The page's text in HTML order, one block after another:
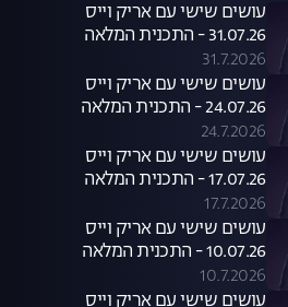
עושים שישי עם אריק וייס
31.07.26 - התכנית המלאה
31.7.2026
עושים שישי עם אריק וייס
24.07.26 - התכנית המלאה
24.7.2026
עושים שישי עם אריק וייס
17.07.26 - התכנית המלאה
17.7.2026
עושים שישי עם אריק וייס
10.07.26 - התכנית המלאה
10.7.2026
עושים שישי עם אריק וייס